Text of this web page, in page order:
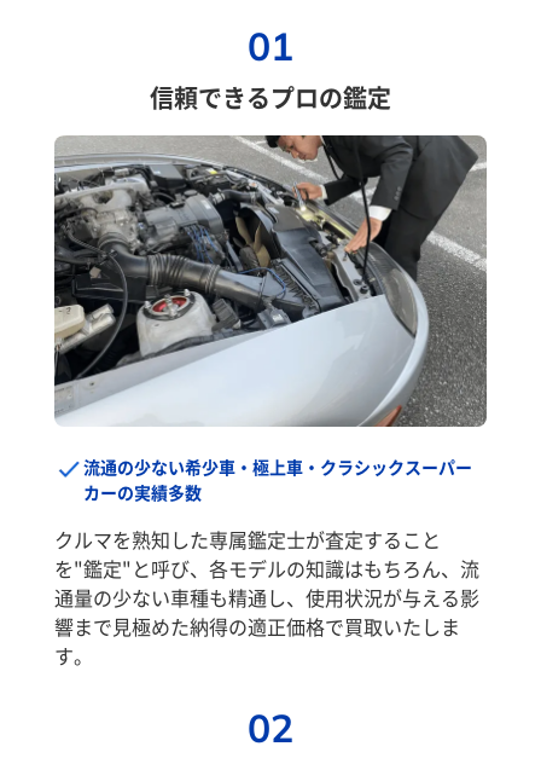
01
信頼できるプロの鑑定
流通の少ない希少車・極上車・クラシックスーパー
カーの実績多数
クルマを熟知した専属鑑定士が査定すること
を"鑑定"と呼び、各モデルの知識はもちろん、流
通量の少ない車種も精通し、使用状況が与える影
響まで見極めた納得の適正価格で買取いたしま
す。
02